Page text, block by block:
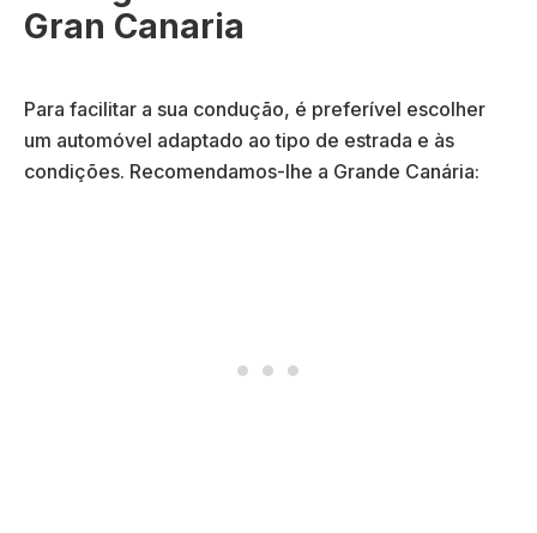
Gran Canaria
Para facilitar a sua condução, é preferível escolher
um automóvel adaptado ao tipo de estrada e às
condições. Recomendamos-lhe a Grande Canária: